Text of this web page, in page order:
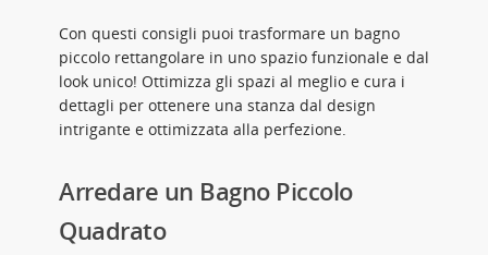
Con questi consigli puoi trasformare un bagno
piccolo rettangolare in uno spazio funzionale e dal
look unico! Ottimizza gli spazi al meglio e cura i
dettagli per ottenere una stanza dal design
intrigante e ottimizzata alla perfezione.
Arredare un Bagno Piccolo
Quadrato